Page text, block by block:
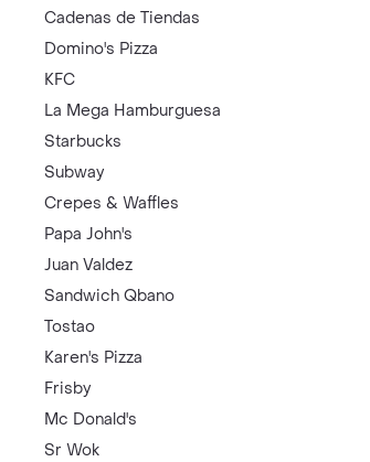
Cadenas de Tiendas
Domino's Pizza
KFC
La Mega Hamburguesa
Starbucks
Subway
Crepes & Waffles
Papa John's
Juan Valdez
Sandwich Qbano
Tostao
Karen's Pizza
Frisby
Mc Donald's
Sr Wok